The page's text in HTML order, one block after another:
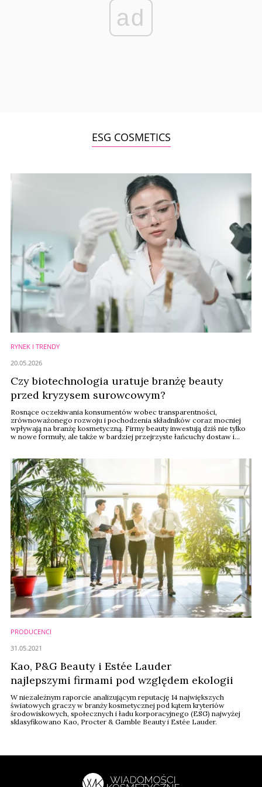
ad
ESG COSMETICS
RYNEK I TRENDY
Czy biotechnologia uratuje branżę beauty
przed kryzysem surowcowym?
Rosnące oczekiwania konsumentów wobec transparentności,
zrównoważonego rozwoju i pochodzenia składników coraz mocniej
wpływają na branżę kosmetyczną. Firmy beauty inwestują dziś nie tylko
w nowe formuły, ale także w bardziej przejrzyste łańcuchy dostaw i
realnym wymogiem rynku.
20.05.2026
PRODUCENCI
Kao, P&G Beauty i Estée Lauder
najlepszymi firmami pod względem ekologii
W niezależnym raporcie analizującym reputację 14 największych
światowych graczy w branży kosmetycznej pod kątem kryteriów
środowiskowych, społecznych i ładu korporacyjnego (ESG) najwyżej
sklasyfikowano Kao, Procter & Gamble Beauty i Estée Lauder.
31.05.2021